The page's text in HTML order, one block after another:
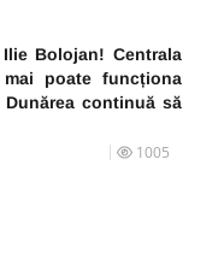
Bolojan! Centrala
poate funcționa
continuă să
1005